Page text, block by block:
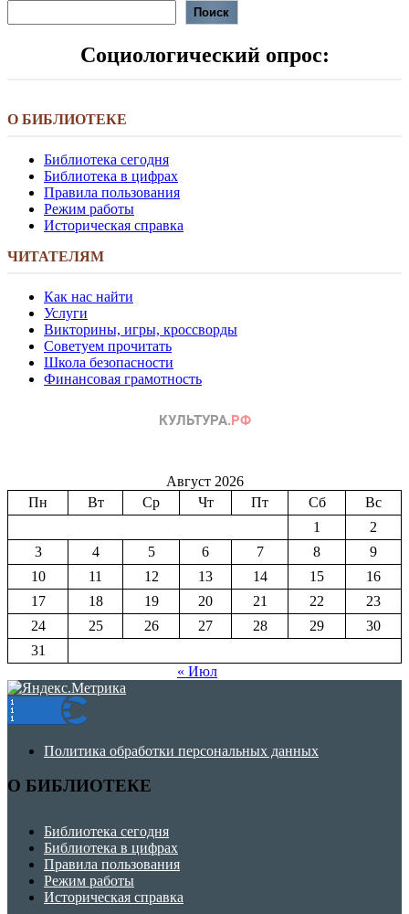
Поиск
Социологический опрос:
О БИБЛИОТЕКЕ
Библиотека сегодня
Библиотека в цифрах
Правила пользования
Режим работы
Историческая справка
ЧИТАТЕЛЯМ
Как нас найти
Услуги
Викторины, игры, кроссворды
Советуем прочитать
Школа безопасности
Финансовая грамотность
Август 2026
Пн
Вт Ср Чт Пт Сб
Вс
1
2
3
4 5 6 7 8
9
10
11 12 13 14 15
16
17
18 19 20 21 22
23
24
25 26 27 28 29
30
31
« Июл
Политика обработки персональных данных
О БИБЛИОТЕКЕ
Библиотека сегодня
Библиотека в цифрах
Правила пользования
Режим работы
Историческая справка